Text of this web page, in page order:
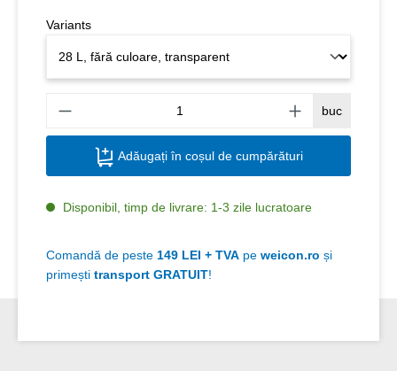
Variants
buc
Adăugați în coșul de cumpărături
Disponibil, timp de livrare: 1-3 zile lucratoare
Comandă de peste 149 LEI + TVA pe weicon.ro și
primești transport GRATUIT!